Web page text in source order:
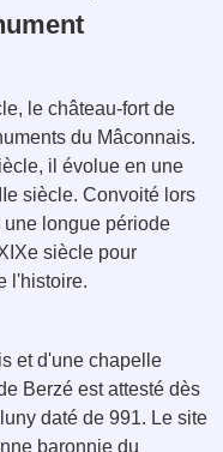
le château-fort de
du Mâconnais.
il évolue en une
siècle. Convoité lors
longue période
siècle pour
l'histoire.
et d'une chapelle
Berzé est attesté dès
daté de 991. Le site
baronnie du